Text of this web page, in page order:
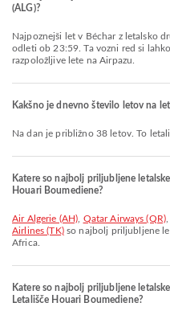
(ALG)?
Najpoznejši let v Béchar z letalsko družbo Air Algerie s kodo leta AH6230
odleti ob 23:59. Ta vozni red si
razpoložljive lete na Airpazu.
Kakšno je dnevno število letov na
Na dan je približno 38 letov. To
Katere so najbolj priljubljene
Houari Boumediene?
Air Algerie (AH) Qatar Airways (QR)
Airlines (TK)so najbolj priljubljene
Africa.
Katere so najbolj priljubljene
Letališče Houari Boumediene?